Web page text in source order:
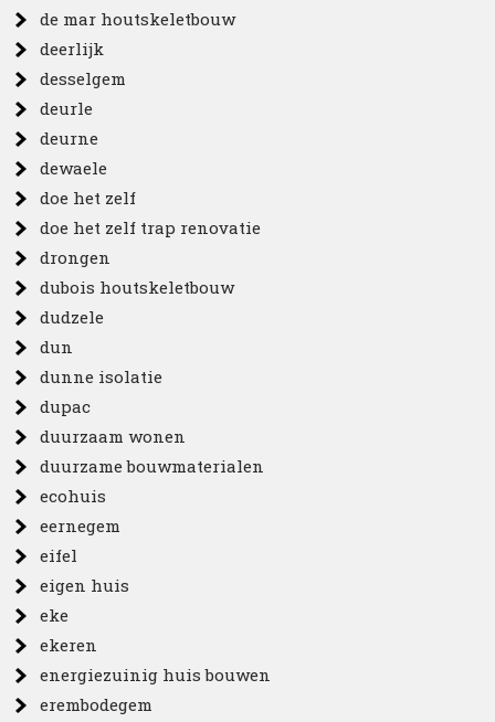
de mar houtskeletbouw
deerlijk
desselgem
deurle
deurne
dewaele
doe het zelf
doe het zelf trap renovatie
drongen
dubois houtskeletbouw
dudzele
dun
dunne isolatie
dupac
duurzaam wonen
duurzame bouwmaterialen
ecohuis
eernegem
eifel
eigen huis
eke
ekeren
energiezuinig huis bouwen
erembodegem